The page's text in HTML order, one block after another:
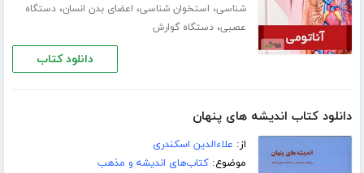
شناسی، استخوان شناسی، اعضای بدن انسان،دستگاه
عصبی،دستگاه گوارش
دانلود کتاب
دانلود کتاب اندیشه های پنهان
از: علاءالدین اسکندری
موضوع:کتاب‌های اندیشه و مذهب